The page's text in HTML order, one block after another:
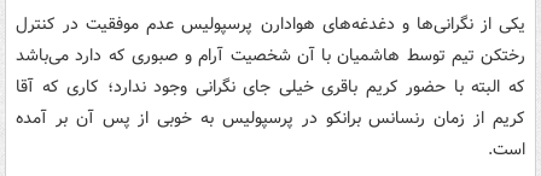
یکی از نگرانی‌ها و دغدغه‌های هوادارن پرسپولیس عدم موفقیت در کنترل
رختکن تیم توسط هاشمیان با آن شخصیت آرام و صبوری که دارد می‌باشد
که البته با حضور کریم باقری خیلی جای نگرانی وجود ندارد؛ کاری که آقا
کریم از زمان رنسانس برانکو در پرسپولیس به خوبی از پس آن بر آمده
است.